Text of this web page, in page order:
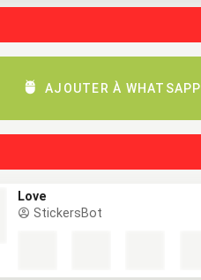
AJOUTER À WHATSAPP
Love
StickersBot